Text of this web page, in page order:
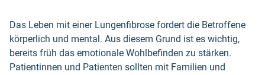
Das Leben mit einer Lungenfibrose fordert die Betroffene
körperlich und mental. Aus diesem Grund ist es wichtig,
bereits früh das emotionale Wohlbefinden zu stärken.
Patientinnen und Patienten sollten mit Familien und